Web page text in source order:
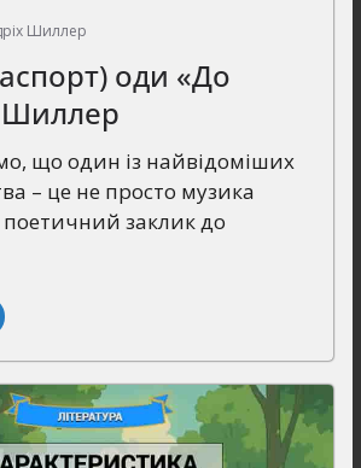
Шиллер
оди «До
Шиллер
що один із найвідоміших
– це не просто музика
поетичний заклик до